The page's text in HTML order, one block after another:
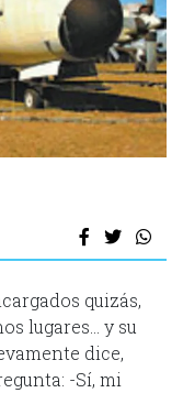
quizás,
lugares… y su
dice,
-Sí, mi